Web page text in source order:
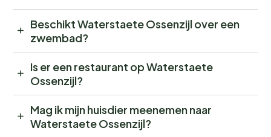
Beschikt Waterstaete Ossenzijl over een
zwembad?
Is er een restaurant op Waterstaete
Ossenzijl?
Mag ik mijn huisdier meenemen naar
Waterstaete Ossenzijl?